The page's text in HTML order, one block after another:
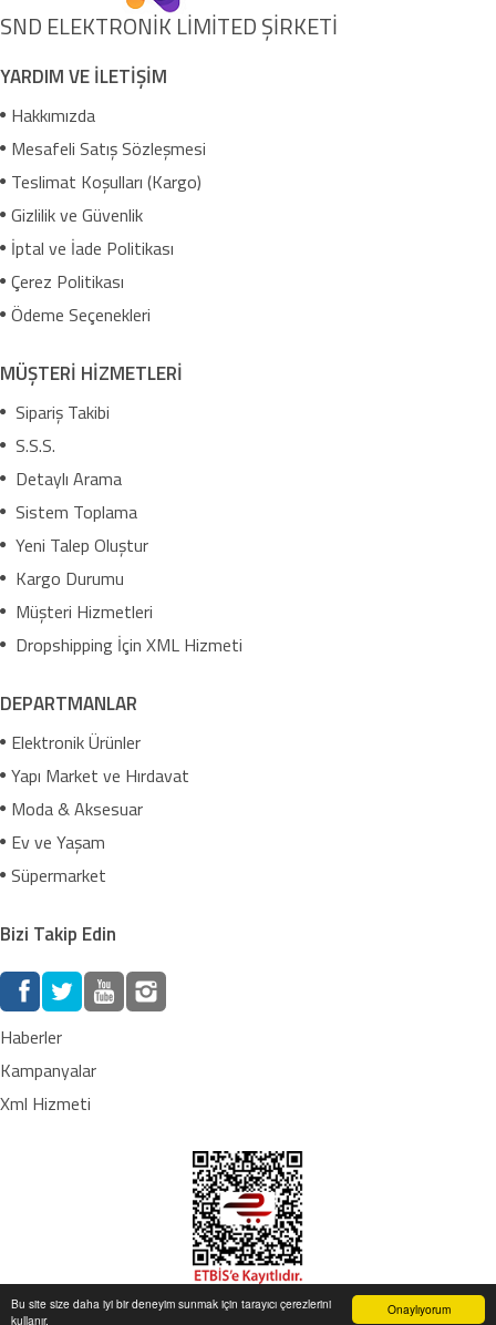
Onaylıyorum
Bu site size daha iyi bir deneyim sunmak için tarayıcı çerezlerini
kullanır.
SND ELEKTRONİK LİMİTED ŞİRKETİ
YARDIM VE İLETİŞİM
Hakkımızda
Mesafeli Satış Sözleşmesi
Teslimat Koşulları (Kargo)
Gizlilik ve Güvenlik
İptal ve İade Politikası
Çerez Politikası
Ödeme Seçenekleri
MÜŞTERİ HİZMETLERİ
Sipariş Takibi
S.S.S.
Detaylı Arama
Sistem Toplama
Yeni Talep Oluştur
Kargo Durumu
Müşteri Hizmetleri
Dropshipping İçin XML Hizmeti
DEPARTMANLAR
Elektronik Ürünler
Yapı Market ve Hırdavat
Moda & Aksesuar
Ev ve Yaşam
Süpermarket
Bizi Takip Edin
Haberler
Kampanyalar
Xml Hizmeti